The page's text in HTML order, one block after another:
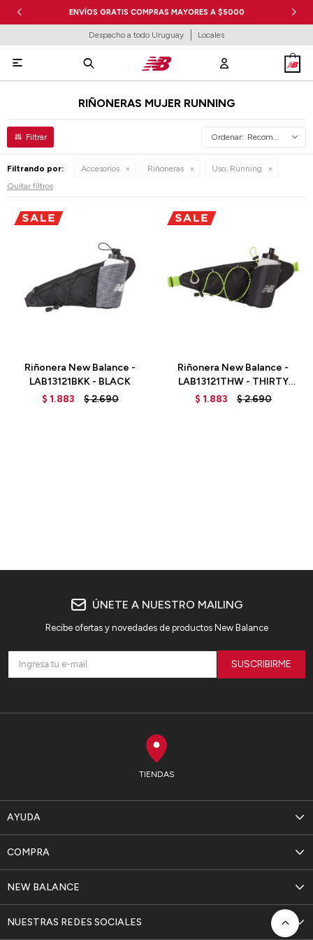
ENVÍOS GRATIS COMPRAS MAYORES A $5000
Despacho a todo Uruguay Locales

RIÑONERAS MUJER RUNNING
Recomendados
Filtrando por: Accesorios Riñoneras Uso: Running
Quitar filtros
Riñonera New Balance -
LAB13121BKK - BLACK
$ 1.883 $2.690
Riñonera New Balance -
LAB13121THW - THIRTY
WATT
$ 1.883 $2.690
TIENDAS
AYUDA
NEW BALANCE
COMPRA
NUESTRAS REDES SOCIALES
ÚNETE A NUESTRO MAILING
Recibe ofertas y novedades de productos New Balance
SUSCRIBIRME